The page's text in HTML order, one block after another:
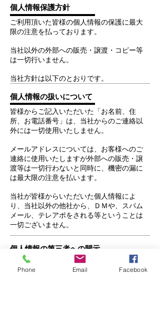
個人情報保護方針
ご利用頂いた皆様の個人情報の保護に最大
限の注意を払っております。
当社以外の外部への販売・譲渡・コピー等
は一切行いません。
当社方針は以下のとおりです。
個人情報の扱いについて
皆様からご記入いただいた「お名前、住
所、お電話番号」は、当社からのご連絡以
外には一切使用いたしません。
メールアドレスについては、お客様へのご
連絡に使用いたしますが外部への販売・譲
渡等は一切行わないと同時に、機密の漏に
は最大限の注意を払います。
当社が皆様からいただいた個人情報によ
り、当社以外の他社から、ＤＭや、スパム
メール、テレアポをされる等ということは
一切ございません。
個人情報の第三者への開示
当該個人情報は提供を同意された場合
及び法律上提供しなければならない場
Phone Email Facebook